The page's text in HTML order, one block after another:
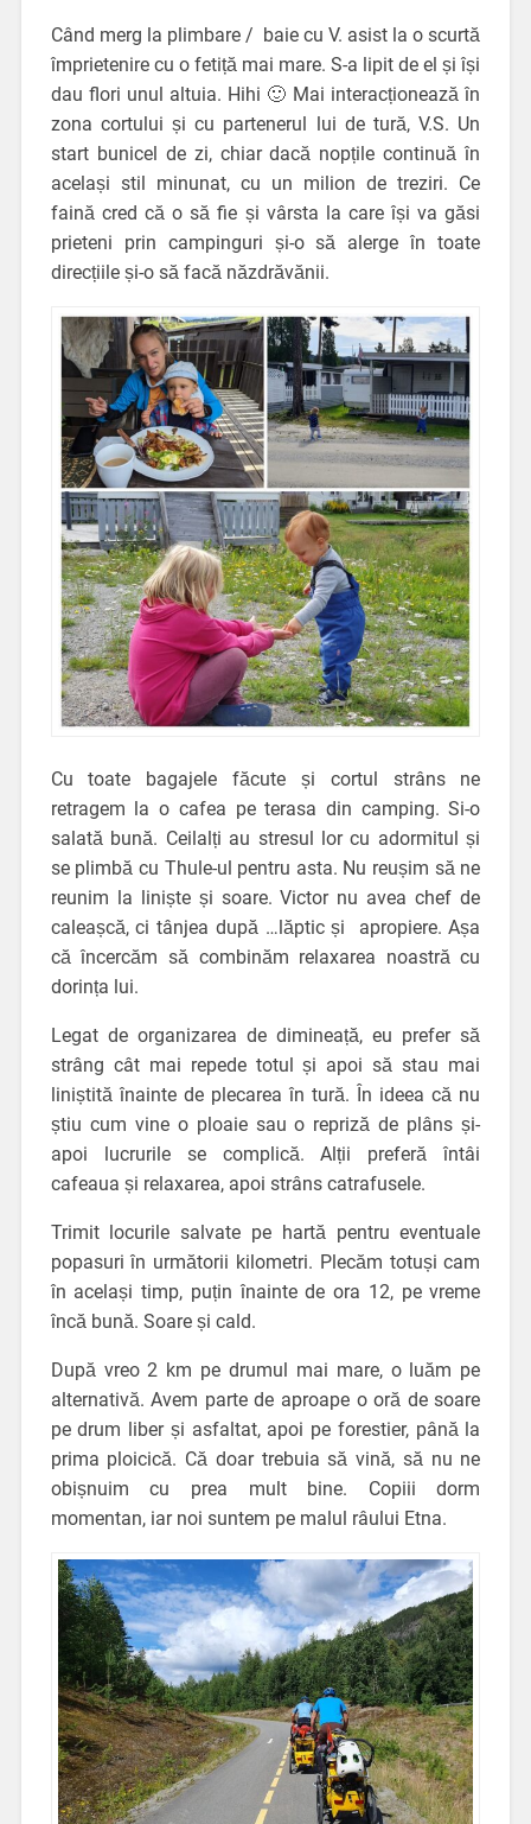
Când merg la plimbare / baie cu V. asist la o scurtă
împrietenire cu o fetiță mai mare. S-a lipit de el și își
dau flori unul altuia. Hihi 🙂 Mai interacționează în
zona cortului și cu partenerul lui de tură, V.S. Un
start bunicel de zi, chiar dacă nopțile continuă în
același stil minunat, cu un milion de treziri. Ce
faină cred că o să fie și vârsta la care își va găsi
prieteni prin campinguri și-o să alerge în toate
direcțiile și-o să facă năzdrăvănii.
Cu toate bagajele făcute și cortul strâns ne
retragem la o cafea pe terasa din camping. Si-o
salată bună. Ceilalți au stresul lor cu adormitul și
se plimbă cu Thule-ul pentru asta. Nu reușim să ne
reunim la liniște și soare. Victor nu avea chef de
caleașcă, ci tânjea după …lăptic și apropiere. Așa
că încercăm să combinăm relaxarea noastră cu
dorința lui.
Legat de organizarea de dimineață, eu prefer să
strâng cât mai repede totul și apoi să stau mai
liniștită înainte de plecarea în tură. În ideea că nu
știu cum vine o ploaie sau o repriză de plâns și-
apoi lucrurile se complică. Alții preferă întâi
cafeaua și relaxarea, apoi strâns catrafusele.
Trimit locurile salvate pe hartă pentru eventuale
popasuri în următorii kilometri. Plecăm totuși cam
în același timp, puțin înainte de ora 12, pe vreme
încă bună. Soare și cald.
După vreo 2 km pe drumul mai mare, o luăm pe
alternativă. Avem parte de aproape o oră de soare
pe drum liber și asfaltat, apoi pe forestier, până la
prima ploicică. Că doar trebuia să vină, să nu ne
obișnuim cu prea mult bine. Copiii dorm
momentan, iar noi suntem pe malul râului Etna.